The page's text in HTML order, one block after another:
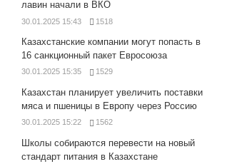
лавин начали в ВКО
30.01.2025 15:43 1518
Казахстанские компании могут попасть в
16 санкционный пакет Евросоюза
30.01.2025 15:35 1529
Казахстан планирует увеличить поставки
мяса и пшеницы в Европу через Россию
30.01.2025 15:22 1562
Школы собираются перевести на новый
стандарт питания в Казахстане